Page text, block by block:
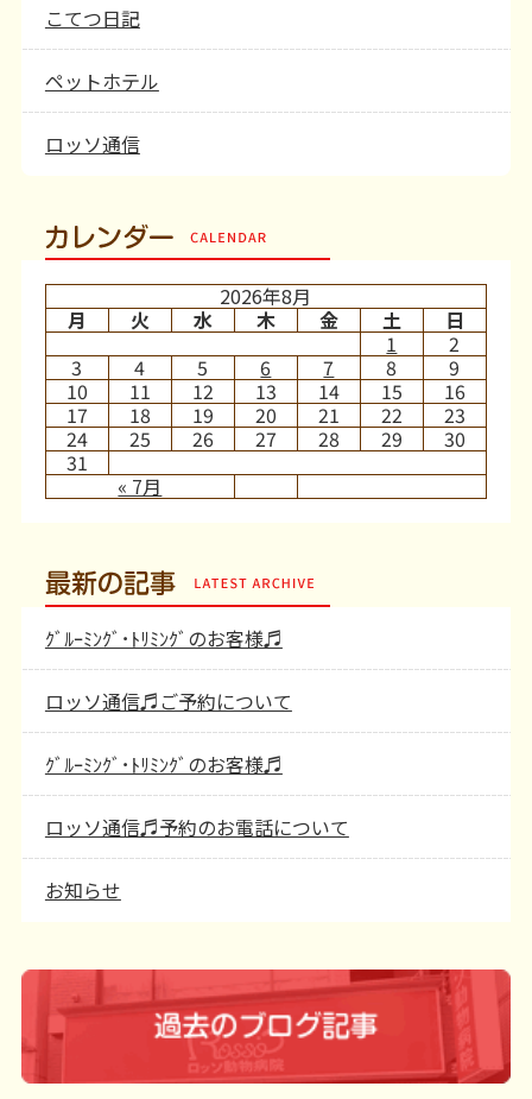
こてつ日記
ペットホテル
ロッソ通信
カレンダー
2026年8月
月
火 水 木 金 土 日
« 7月
1
2
3
4 5 6 7 8
9
10
11 12 13 14 15
16
17
18 19 20 21 22
23
24
25 26 27 28 29
30
31
最新の記事
ｸﾞﾙｰﾐﾝｸﾞ･ﾄﾘﾐﾝｸﾞのお客様♬
ロッソ通信♬ご予約について
ｸﾞﾙｰﾐﾝｸﾞ･ﾄﾘﾐﾝｸﾞのお客様♬
ロッソ通信♬予約のお電話について
お知らせ